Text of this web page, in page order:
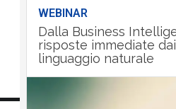
WEBINAR
Dalla Business
risposte immediate
linguaggio naturale